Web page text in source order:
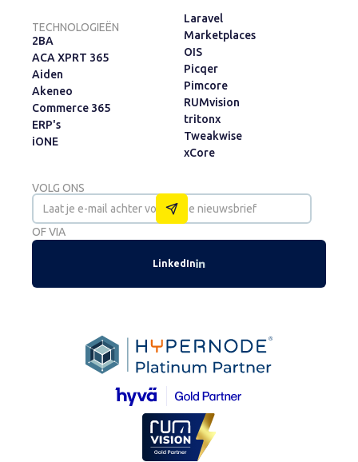
TECHNOLOGIEËN
2BA
ACA XPRT 365
Aiden
Akeneo
Commerce 365
ERP's
iONE
Laravel
Marketplaces
OIS
Picqer
Pimcore
RUMvision
tritonx
Tweakwise
xCore
VOLG ONS
OF VIA
LinkedIn